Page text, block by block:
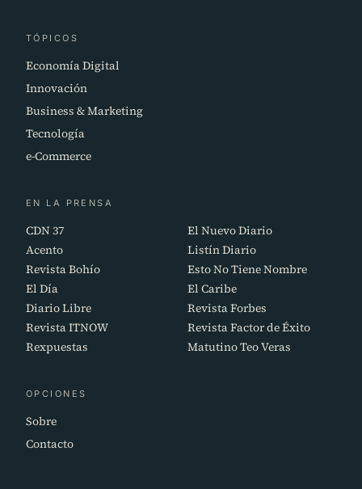
TÓPICOS
Economía Digital
Innovación
Business & Marketing
Tecnología
e-Commerce
EN LA PRENSA
CDN 37
El Nuevo Diario
Acento
Listín Diario
Revista Bohío
Esto No Tiene Nombre
El Día
El Caribe
Diario Libre
Revista Forbes
Revista ITNOW
Revista Factor de Éxito
Rexpuestas
Matutino Teo Veras
OPCIONES
Sobre
Contacto